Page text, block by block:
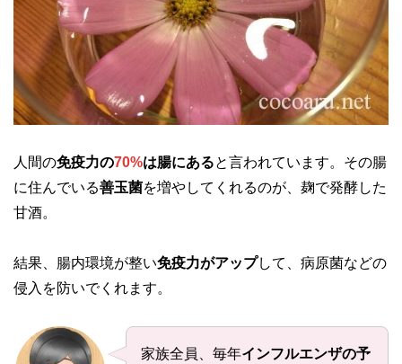
人間の免疫力の70%は腸にあると言われています。その腸
に住んでいる善玉菌を増やしてくれるのが、麹で発酵した
甘酒。
結果、腸内環境が整い免疫力がアップして、病原菌などの
侵入を防いでくれます。
家族全員、毎年インフルエンザの予